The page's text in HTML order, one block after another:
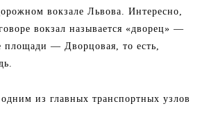
вокзале Львова. Интересно,
вокзал называется «дворец» —
площади — Дворцовая, то есть,
из главных транспортных узлов